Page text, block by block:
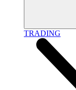
TRADING